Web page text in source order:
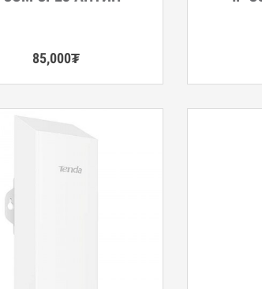
85,000₮